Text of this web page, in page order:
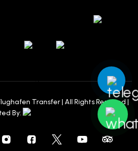
Transfer | All Rights Reserved |
By: